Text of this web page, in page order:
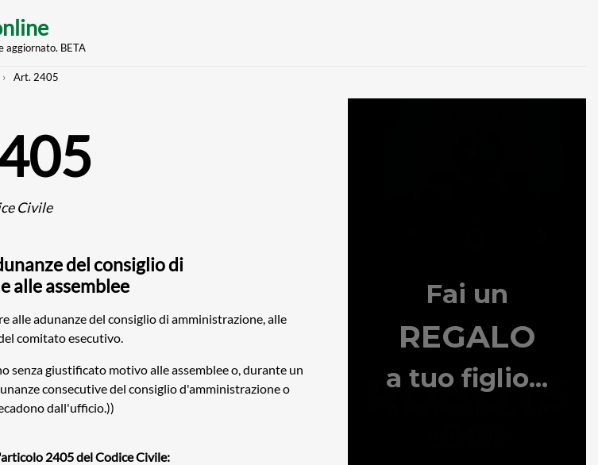
aggiornato. BETA
Art. 2405
Civile
del consiglio di
alle assemblee
alle adunanze del consiglio di amministrazione, alle
comitato esecutivo.
senza giustificato motivo alle assemblee o, durante un
consecutive del consiglio d'amministrazione o
dall'ufficio.))
2405 del Codice Civile: